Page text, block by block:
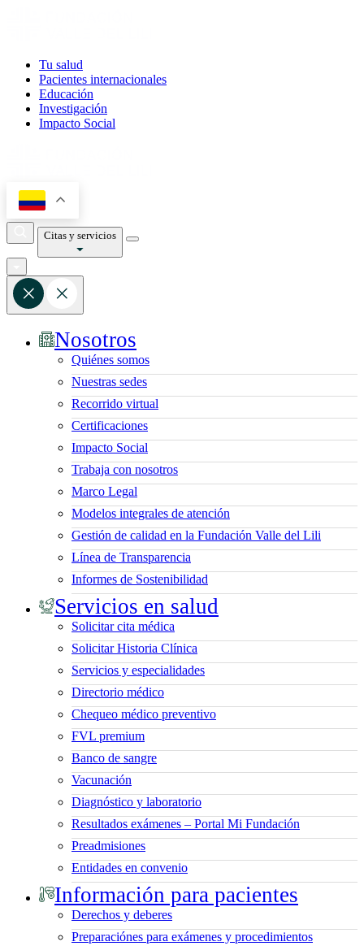
Tu salud
Pacientes internacionales
Educación
Investigación
Impacto Social
Citas y servicios
Nosotros
Quiénes somos
Nuestras sedes
Recorrido virtual
Certificaciones
Impacto Social
Trabaja con nosotros
Marco Legal
Modelos integrales de atención
Gestión de calidad en la Fundación Valle del Lili
Línea de Transparencia
Informes de Sostenibilidad
Servicios en salud
Solicitar cita médica
Solicitar Historia Clínica
Servicios y especialidades
Directorio médico
Chequeo médico preventivo
FVL premium
Banco de sangre
Vacunación
Diagnóstico y laboratorio
Resultados exámenes – Portal Mi Fundación
Preadmisiones
Entidades en convenio
Información para pacientes
Derechos y deberes
Preparaciónes para exámenes y procedimientos